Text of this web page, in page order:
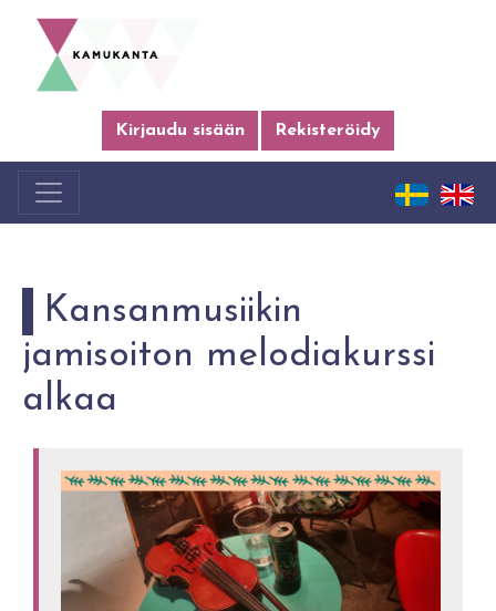
Kirjaudu sisään Rekisteröidy
Kansanmusiikin
jamisoiton melodiakurssi
alkaa